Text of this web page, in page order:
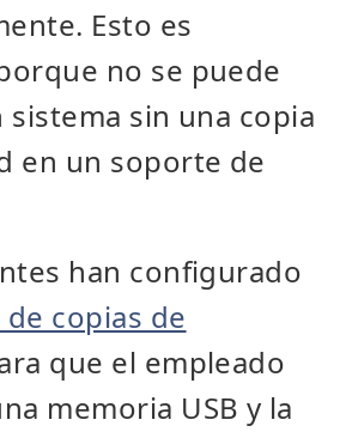
Esto es
no se puede
sin una copia
en un soporte de
han configurado
copias de
que el empleado
memoria USB y la